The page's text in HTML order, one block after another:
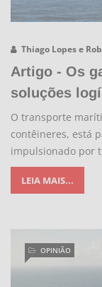
Thiago Lopes e
Artigo - Os
soluções
O transporte
contêineres, está
impulsionado por
LEIA MAIS...
OPINIÃO